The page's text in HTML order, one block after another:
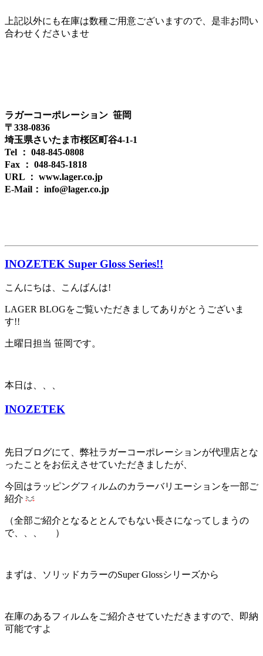
上記以外にも在庫は数種ご用意ございますので、是非お問い
合わせくださいませ
ラガーコーポレーション 笹岡
〒338-0836
埼玉県さいたま市桜区町谷4-1-1
Tel ： 048-845-0808
Fax ： 048-845-1818
URL ： www.lager.co.jp
E-Mail： info@lager.co.jp
INOZETEK Super Gloss Series!!
こんにちは、こんばんは!
LAGER BLOGをご覧いただきましてありがとうございま
す!!
土曜日担当 笹岡です。
本日は、、、
INOZETEK
先日ブログにて、弊社ラガーコーポレーションが代理店とな
ったことをお伝えさせていただきましたが、
今回はラッピングフィルムのカラーバリエーションを一部ご
紹介
（全部ご紹介となるととんでもない長さになってしまうの
で、、、
）
まずは、ソリッドカラーのSuper Glossシリーズから
在庫のあるフィルムをご紹介させていただきますので、即納
可能ですよ